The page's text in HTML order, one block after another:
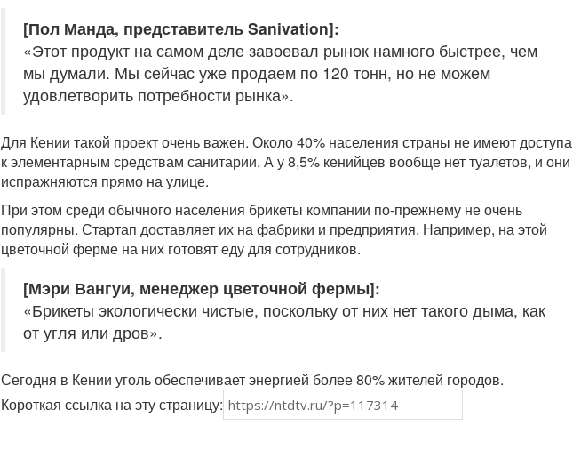
[Пол Манда, представитель Sanivation]:
«Этот продукт на самом деле завоевал рынок намного быстрее, чем
мы думали. Мы сейчас уже продаем по 120 тонн, но не можем
удовлетворить потребности рынка».
Для Кении такой проект очень важен. Около 40% населения страны не имеют доступа
к элементарным средствам санитарии. А у 8,5% кенийцев вообще нет туалетов, и они
испражняются прямо на улице.
При этом среди обычного населения брикеты компании по-прежнему не очень
популярны. Стартап доставляет их на фабрики и предприятия. Например, на этой
цветочной ферме на них готовят еду для сотрудников.
[Мэри Вангуи, менеджер цветочной фермы]:
«Брикеты экологически чистые, поскольку от них нет такого дыма, как
от угля или дров».
Сегодня в Кении уголь обеспечивает энергией более 80% жителей городов.
Короткая ссылка на эту страницу: